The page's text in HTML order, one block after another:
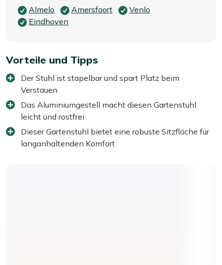
Almelo Amersfoort
Venlo
Eindhoven
Vorteile und Tipps
Der Stuhl ist stapelbar und spart Platz beim
Verstauen
Das Aluminiumgestell macht diesen Gartenstuhl
leicht und rostfrei
Dieser Gartenstuhl bietet eine robuste Sitzfläche für
langanhaltenden Komfort